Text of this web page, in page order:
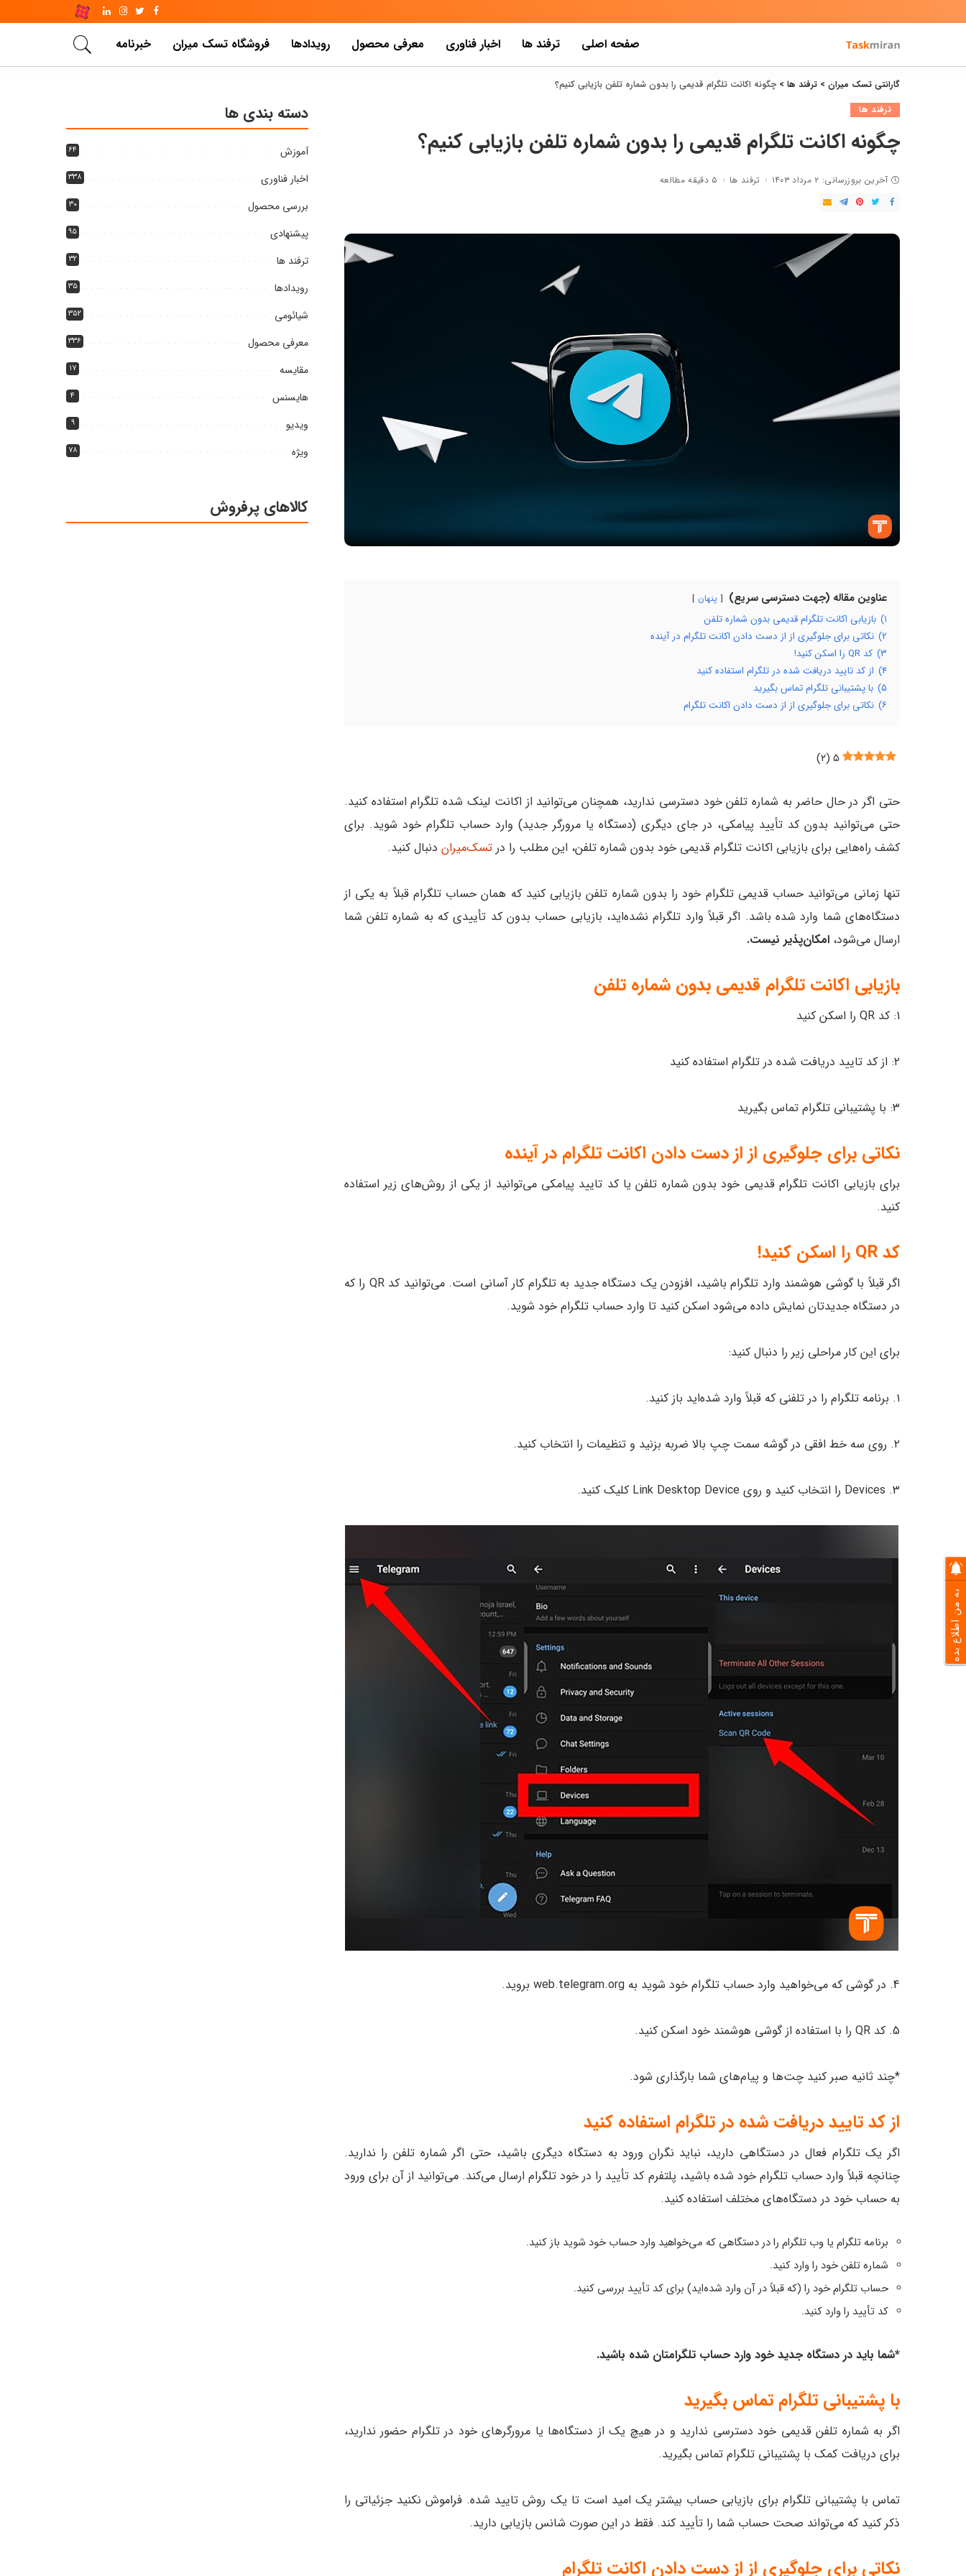
صفحه اصلی ترفند ها اخبار فناوری معرفی محصول رویدادها فروشگاه تسک میران خبرنامه
گارانتی تسک میران > ترفند ها >چگونه اکانت تلگرام قدیمی را بدون شماره تلفن بازیابی کنیم؟
ترفند ها
چگونه اکانت تلگرام قدیمی را بدون شماره تلفن بازیابی کنیم؟
آخرین بروزرسانی: ۲ مرداد ۱۴۰۳ ترفند ها ۵ دقیقه مطالعه
عناوین مقاله (جهت دسترسی سریع) پنهان
۱) بازیابی اکانت تلگرام قدیمی بدون شماره تلفن
۲) نکاتی برای جلوگیری از از دست دادن اکانت تلگرام در آینده
۳) کد QR را اسکن کنید!
۴) از کد تایید دریافت شده در تلگرام استفاده کنید
۵) با پشتیبانی تلگرام تماس بگیرید
۶) نکاتی برای جلوگیری از از دست دادن اکانت تلگرام
۵ (۲)
حتی اگر در حال حاضر به شماره تلفن خود دسترسی ندارید، همچنان می‌توانید از اکانت لینک شده تلگرام استفاده کنید.
حتی می‌توانید بدون کد تأیید پیامکی، در جای دیگری (دستگاه یا مرورگر جدید) وارد حساب تلگرام خود شوید. برای
کشف راه‌هایی برای بازیابی اکانت تلگرام قدیمی خود بدون شماره تلفن، این مطلب را در تسک‌میران دنبال کنید.
تنها زمانی می‌توانید حساب قدیمی تلگرام خود را بدون شماره تلفن بازیابی کنید که همان حساب تلگرام قبلاً به یکی از
دستگاه‌های شما وارد شده باشد. اگر قبلاً وارد تلگرام نشده‌اید، بازیابی حساب بدون کد تأییدی که به شماره تلفن شما
ارسال می‌شود، امکان‌پذیر نیست.
بازیابی اکانت تلگرام قدیمی بدون شماره تلفن
1: کد QR را اسکن کنید
۲: از کد تایید دریافت شده در تلگرام استفاده کنید
۳: با پشتیبانی تلگرام تماس بگیرید
نکاتی برای جلوگیری از از دست دادن اکانت تلگرام در آینده
برای بازیابی اکانت تلگرام قدیمی خود بدون شماره تلفن یا کد تایید پیامکی می‌توانید از یکی از روش‌های زیر استفاده
کنید.
کد QR را اسکن کنید!
اگر قبلاً با گوشی هوشمند وارد تلگرام باشید، افزودن یک دستگاه جدید به تلگرام کار آسانی است. می‌توانید کد QR را که
در دستگاه جدیدتان نمایش داده می‌شود اسکن کنید تا وارد حساب تلگرام خود شوید.
برای این کار مراحلی زیر را دنبال کنید:
۱. برنامه تلگرام را در تلفنی که قبلاً وارد شده‌اید باز کنید.
۲. روی سه خط افقی در گوشه سمت چپ بالا ضربه بزنید و تنظیمات را انتخاب کنید.
3. Devices را انتخاب کنید و روی Link Desktop Device کلیک کنید.
4. در گوشی که می‌خواهید وارد حساب تلگرام خود شوید به web.telegram.org بروید.
5. کد QR را با استفاده از گوشی هوشمند خود اسکن کنید.
*چند ثانیه صبر کنید چت‌ها و پیام‌های شما بارگذاری شود.
از کد تایید دریافت شده در تلگرام استفاده کنید
اگر یک تلگرام فعال در دستگاهی دارید، نباید نگران ورود به دستگاه دیگری باشید، حتی اگر شماره تلفن را ندارید.
چنانچه قبلاً وارد حساب تلگرام خود شده باشید، پلتفرم کد تأیید را در خود تلگرام ارسال می‌کند. می‌توانید از آن برای ورود
به حساب خود در دستگاه‌های مختلف استفاده کنید.
برنامه تلگرام یا وب تلگرام را در دستگاهی که می‌خواهید وارد حساب خود شوید باز کنید.
شماره تلفن خود را وارد کنید.
حساب تلگرام خود را (که قبلاً در آن وارد شده‌اید) برای کد تأیید بررسی کنید.
کد تأیید را وارد کنید.
*شما باید در دستگاه جدید خود وارد حساب تلگرامتان شده باشید.
با پشتیبانی تلگرام تماس بگیرید
اگر به شماره تلفن قدیمی خود دسترسی ندارید و در هیچ یک از دستگاه‌ها یا مرورگرهای خود در تلگرام حضور ندارید،
برای دریافت کمک با پشتیبانی تلگرام تماس بگیرید.
تماس با پشتیبانی تلگرام برای بازیابی حساب بیشتر یک امید است تا یک روش تایید شده. فراموش نکنید جزئیاتی را
ذکر کنید که می‌تواند صحت حساب شما را تأیید کند. فقط در این صورت شانس بازیابی دارید.
نکاتی برای جلوگیری از از دست دادن اکانت تلگرام
دسته بندی ها
آموزش ۶۴
اخبار فناوری ۳۳۸
بررسی محصول ۳۰
پیشنهادی ۹۵
ترفند ها ۳۲
رویدادها ۳۵
شیائومی ۳۵۲
معرفی محصول ۳۳۶
مقایسه ۱۷
هایسنس ۴
ویدیو ۹
ویژه ۷۸
کالاهای پرفروش
به من اطلاع بده